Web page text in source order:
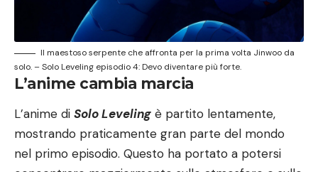
Il maestoso serpente che affronta per la prima volta Jinwoo da
solo. – Solo Leveling episodio 4: Devo diventare più forte.
L’anime cambia marcia
L’anime di Solo Leveling è partito lentamente,
mostrando praticamente gran parte del mondo
nel primo episodio. Questo ha portato a potersi